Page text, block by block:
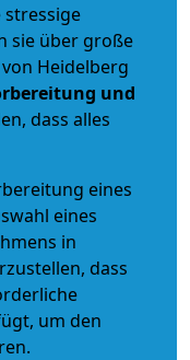
stressige
sie über große
Heidelberg
und
dass alles
eines
eines
in
dass
um den